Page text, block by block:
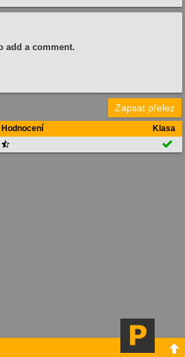
add a comment.
Zapsat přelez
Hodnocení Klasa
 
